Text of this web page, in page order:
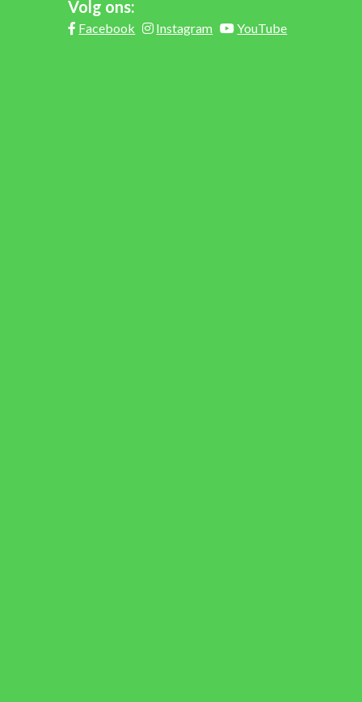
Volg ons:
Facebook Instagram YouTube